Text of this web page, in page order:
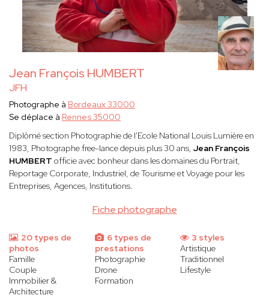
Jean François HUMBERT
JFH
Fiche photographe
Photographe à Bordeaux 33000
Se déplace à Rennes 35000
Diplômé section Photographie de l'Ecole National Louis Lumière en
1983, Photographe free-lance depuis plus 30 ans, Jean François
HUMBERT officie avec bonheur dans les domaines du Portrait,
Reportage Corporate, Industriel, de Tourisme et Voyage pour les
Entreprises, Agences, Institutions.
20 types de
photos
Famille
Couple
Immobilier &
Architecture
6 types de
prestations
Photographie
Drone
Formation
3 styles
Artistique
Traditionnel
Lifestyle